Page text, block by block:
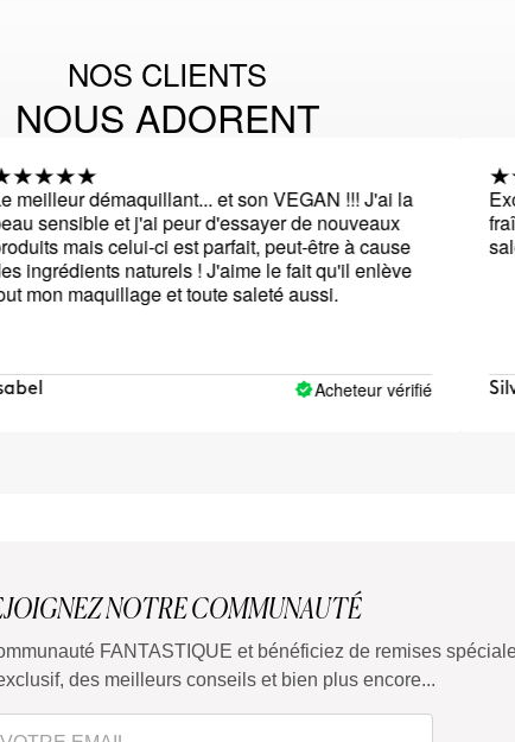
NOS CLIENTS
NOUS ADORENT
démaquillant... et son VEGAN !!! J'ai la
et j'ai peur d'essayer de nouveaux
mais celui-ci est parfait, peut-être à cause
naturels ! J'aime le fait qu'il enlève
maquillage et toute saleté aussi.
Acheteur vérifié
fraîche.
saleté
Silvia N.
NOTRE COMMUNAUTÉ
FANTASTIQUE et bénéficiez de remises
des meilleurs conseils et bien plus encore...